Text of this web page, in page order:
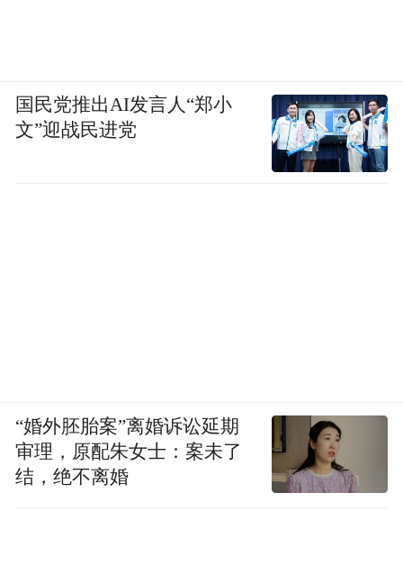
国民党推出AI发言人“郑小
文”迎战民进党
“婚外胚胎案”离婚诉讼延期
审理，原配朱女士：案未了
结，绝不离婚